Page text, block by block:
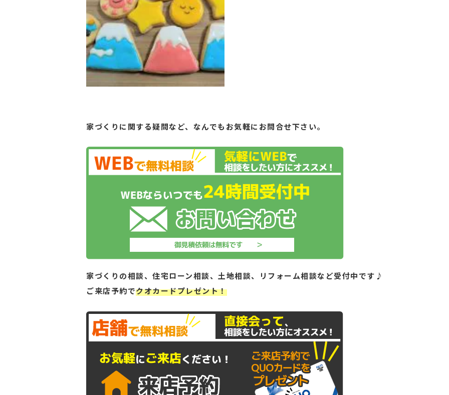
家づくりに関する疑問など、 なんでもお気軽にお問合せ下さい。
家づくりの相談、住宅ローン相談、土地相談、リフォーム相談など受付中です♪
ご来店予約でクオカードプレゼント！